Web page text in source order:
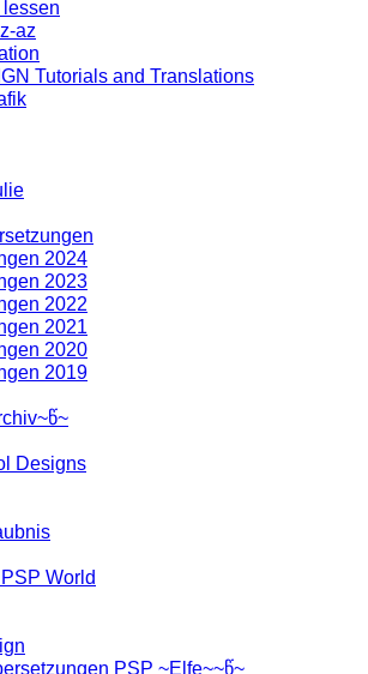
az
Tutorials and Translations
2024
2023
2022
2021
2020
2019
Designs
World
PSP ~Elfe~~წ~